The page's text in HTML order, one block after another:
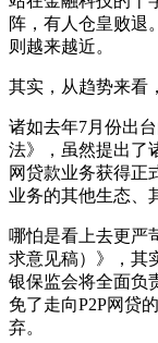
阵，有人仓皇败退
则越来越近。
其实，从趋势来看
诸如去年7月份出
法》，虽然提出了
网贷款业务获得正
业务的其他生态、
哪怕是看上去更严
求意见稿）》，其
银保监会将全面负
免了走向P2P网贷
弃。